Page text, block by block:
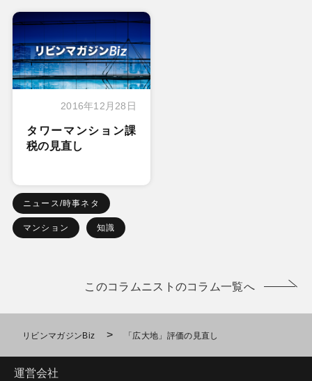
2016年12月28日
タワーマンション課
税の見直し
ニュース/時事ネタ
マンション 知識
このコラムニストのコラム一覧へ
リビンマガジンBiz > 「広大地」評価の見直し
運営会社